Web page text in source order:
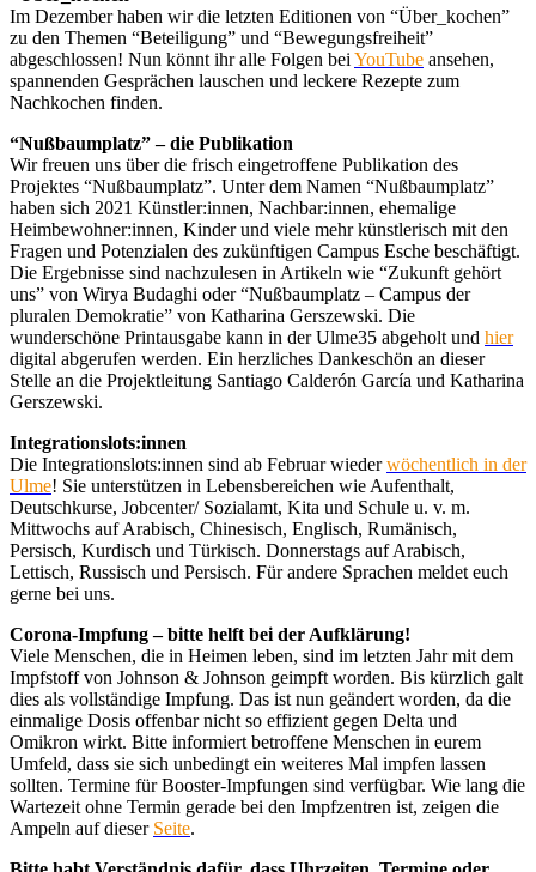
Im Dezember haben wir die letzten Editionen von “Über_kochen”
zu den Themen “Beteiligung” und “Bewegungsfreiheit”
abgeschlossen! Nun könnt ihr alle Folgen bei YouTube ansehen,
spannenden Gesprächen lauschen und leckere Rezepte zum
Nachkochen finden.
“Nußbaumplatz” – die Publikation
Wir freuen uns über die frisch eingetroffene Publikation des
Projektes “Nußbaumplatz”. Unter dem Namen “Nußbaumplatz”
haben sich 2021 Künstler:innen, Nachbar:innen, ehemalige
Heimbewohner:innen, Kinder und viele mehr künstlerisch mit den
Fragen und Potenzialen des zukünftigen Campus Esche beschäftigt.
Die Ergebnisse sind nachzulesen in Artikeln wie “Zukunft gehört
uns” von Wirya Budaghi oder “Nußbaumplatz – Campus der
pluralen Demokratie” von Katharina Gerszewski. Die
wunderschöne Printausgabe kann in der Ulme35 abgeholt und hier
digital abgerufen werden. Ein herzliches Dankeschön an dieser
Stelle an die Projektleitung Santiago Calderón García und Katharina
Gerszewski.
Integrationslots:innen
Die Integrationslots:innen sind ab Februar wiederwöchentlich in der
Ulme! Sie unterstützen in Lebensbereichen wie Aufenthalt,
Deutschkurse, Jobcenter/ Sozialamt, Kita und Schule u. v. m.
Mittwochs auf Arabisch, Chinesisch, Englisch, Rumänisch,
Persisch, Kurdisch und Türkisch. Donnerstags auf Arabisch,
Lettisch, Russisch und Persisch. Für andere Sprachen meldet euch
gerne bei uns.
Corona-Impfung – bitte helft bei der Aufklärung!
Viele Menschen, die in Heimen leben, sind im letzten Jahr mit dem
Impfstoff von Johnson & Johnson geimpft worden. Bis kürzlich galt
dies als vollständige Impfung. Das ist nun geändert worden, da die
einmalige Dosis offenbar nicht so effizient gegen Delta und
Omikron wirkt. Bitte informiert betroffene Menschen in eurem
Umfeld, dass sie sich unbedingt ein weiteres Mal impfen lassen
sollten. Termine für Booster-Impfungen sind verfügbar. Wie lang die
Wartezeit ohne Termin gerade bei den Impfzentren ist, zeigen die
Ampeln auf dieser Seite.